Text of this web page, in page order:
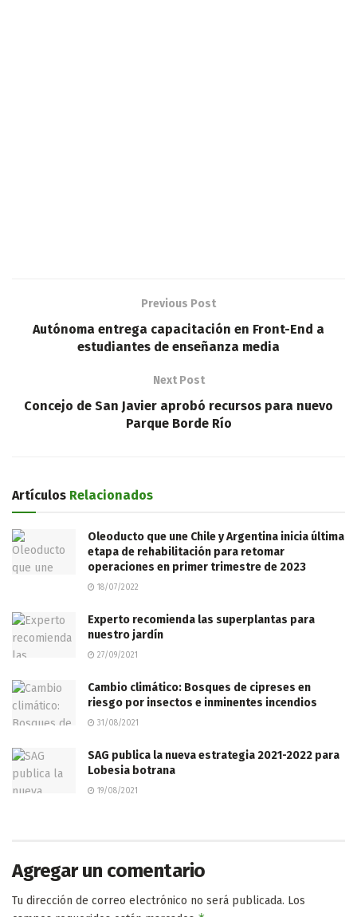
Previous Post
Autónoma entrega capacitación en Front-End a
estudiantes de enseñanza media
Next Post
Concejo de San Javier aprobó recursos para nuevo
Parque Borde Río
Artículos Relacionados
Oleoducto que une Chile y Argentina inicia última
etapa de rehabilitación para retomar
operaciones en primer trimestre de 2023
18/07/2022
Experto recomienda las superplantas para
nuestro jardín
27/09/2021
Cambio climático: Bosques de cipreses en
riesgo por insectos e inminentes incendios
31/08/2021
SAG publica la nueva estrategia 2021-2022 para
Lobesia botrana
19/08/2021
Agregar un comentario
Tu dirección de correo electrónico no será publicada. Los